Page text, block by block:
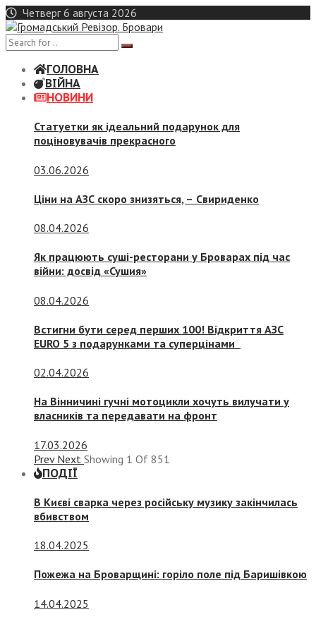
Skip
to
content
Четверг 6 августа 2026
ГОЛОВНА
ВІЙНА
НОВИНИ
Статуетки як ідеальний подарунок для
поціновувачів прекрасного
03.06.2026
Ціни на АЗС скоро знизяться, – Свириденко
08.04.2026
Як працюють суші-ресторани у Броварах під час
війни: досвід «Сушия»
08.04.2026
Встигни бути серед перших 100! Відкриття АЗС
EURO 5 з подарунками та суперцінами
02.04.2026
На Вінничині гучні мотоцикли хочуть вилучати у
власників та передавати на фронт
17.03.2026
Prev Next Showing 1 Of 851
ПОДІЇ
В Києві сварка через російську музику закінчилась
вбивством
18.04.2025
Пожежа на Броварщині: горіло поле під Баришівкою
14.04.2025